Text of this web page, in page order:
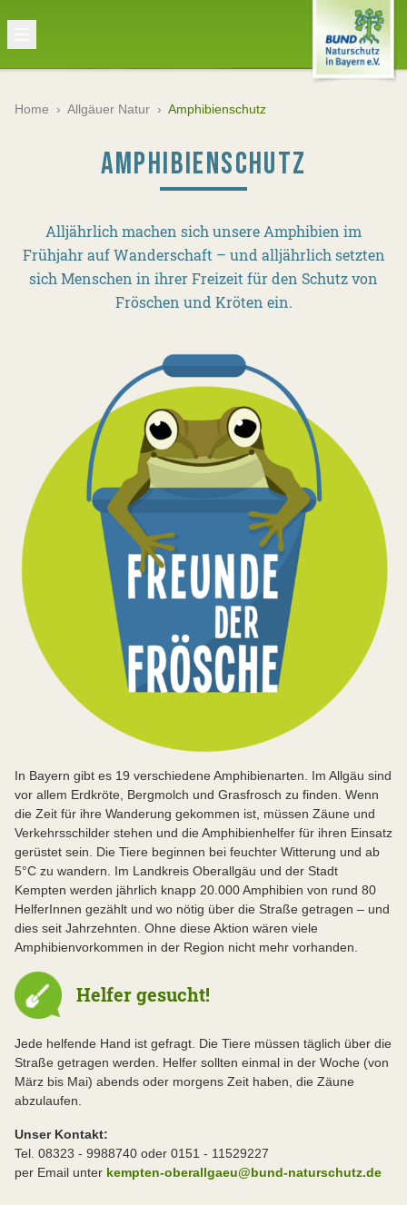
Home › Allgäuer Natur › Amphibienschutz
AMPHIBIENSCHUTZ
Alljährlich machen sich unsere Amphibien im
Frühjahr auf Wanderschaft – und alljährlich setzten
sich Menschen in ihrer Freizeit für den Schutz von
Fröschen und Kröten ein.
In Bayern gibt es 19 verschiedene Amphibienarten. Im Allgäu sind
vor allem Erdkröte, Bergmolch und Grasfrosch zu finden. Wenn
die Zeit für ihre Wanderung gekommen ist, müssen Zäune und
Verkehrsschilder stehen und die Amphibienhelfer für ihren Einsatz
gerüstet sein. Die Tiere beginnen bei feuchter Witterung und ab
5°C zu wandern. Im Landkreis Oberallgäu und der Stadt
Kempten werden jährlich knapp 20.000 Amphibien von rund 80
HelferInnen gezählt und wo nötig über die Straße getragen – und
dies seit Jahrzehnten. Ohne diese Aktion wären viele
Amphibienvorkommen in der Region nicht mehr vorhanden.
Helfer gesucht!
Jede helfende Hand ist gefragt. Die Tiere müssen täglich über die
Straße getragen werden. Helfer sollten einmal in der Woche (von
März bis Mai) abends oder morgens Zeit haben, die Zäune
abzulaufen.
Unser Kontakt:
Tel. 08323 - 9988740 oder 0151 - 11529227
per Email unter kempten-oberallgaeu@bund-naturschutz.de